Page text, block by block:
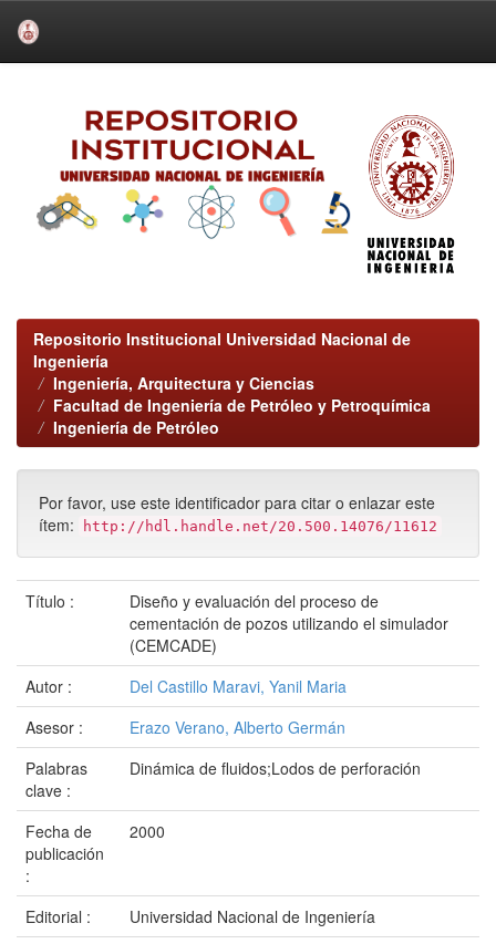
Repositorio Institucional Universidad Nacional de
Ingeniería
Ingeniería, Arquitectura y Ciencias
Facultad de Ingeniería de Petróleo y Petroquímica
Ingeniería de Petróleo
Por favor, use este identificador para citar o enlazar este
ítem:
http://hdl.handle.net/20.500.14076/11612
Título :
Diseño y evaluación del proceso de
cementación de pozos utilizando el simulador
(CEMCADE)
Autor :
Del Castillo Maravi, Yanil Maria
Asesor :
Erazo Verano, Alberto Germán
Palabras
clave :
Dinámica de fluidos;Lodos de perforación
Fecha de
publicación
:
2000
Editorial :
Universidad Nacional de Ingeniería